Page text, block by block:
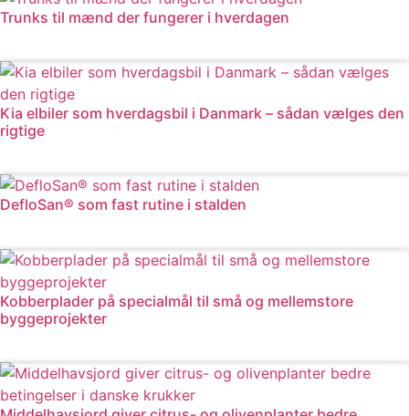
Trunks til mænd der fungerer i hverdagen
Kia elbiler som hverdagsbil i Danmark – sådan vælges den
rigtige
DefloSan® som fast rutine i stalden
Kobberplader på specialmål til små og mellemstore
byggeprojekter